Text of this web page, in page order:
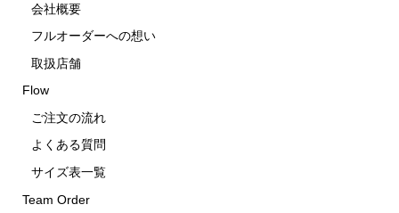
会社概要
フルオーダーへの想い
取扱店舗
Flow
ご注文の流れ
よくある質問
サイズ表一覧
Team Order